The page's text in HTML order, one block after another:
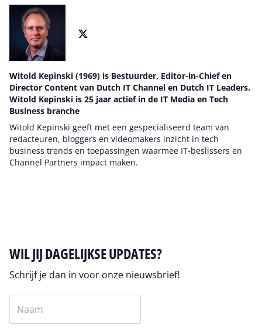
Witold Kepinski (1969) is Bestuurder, Editor-in-Chief en
Director Content van Dutch IT Channel en Dutch IT Leaders.
Witold Kepinski is 25 jaar actief in de IT Media en Tech
Business branche
Witold Kepinski geeft met een gespecialiseerd team van
redacteuren, bloggers en videomakers inzicht in tech
business trends en toepassingen waarmee IT-beslissers en
Channel Partners impact maken.
WIL JIJ DAGELIJKSE UPDATES?
Schrijf je dan in voor onze nieuwsbrief!